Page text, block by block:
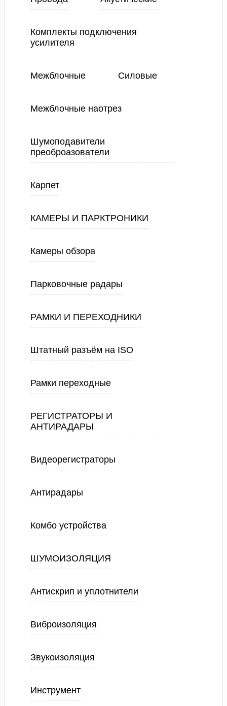
Комплекты подключения
усилителя
Межблочные Силовые
Межблочные наотрез
Шумоподавители
преоброазователи
Карпет
КАМЕРЫ И ПАРКТРОНИКИ
Камеры обзора
Парковочные радары
РАМКИ И ПЕРЕХОДНИКИ
Штатный разъём на ISO
Рамки переходные
РЕГИСТРАТОРЫ И
АНТИРАДАРЫ
Видеорегистраторы
Антирадары
Комбо устройства
ШУМОИЗОЛЯЦИЯ
Антискрип и уплотнители
Виброизоляция
Звукоизоляция
Инструмент